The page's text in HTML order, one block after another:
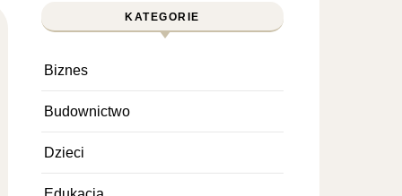
KATEGORIE
Biznes
Budownictwo
Dzieci